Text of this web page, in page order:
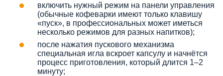
включить нужный режим на панели управления
(обычные кофеварки имеют только клавишу
«пуск», в профессиональных может иметься
несколько режимов для разных напитков);
после нажатия пускового механизма
специальная игла вскроет капсулу и начнётся
процесс приготовления, который длится 1–2
минуту;